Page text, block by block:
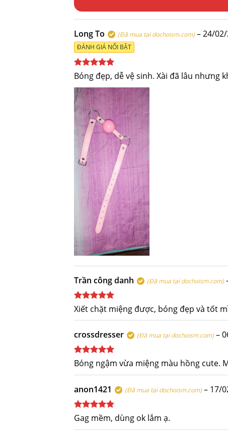
Long To (Đã mua tại dochoism.com) –24/
ĐÁNH GIÁ NỔI BẬT
Được xếp
hạng
5
sao
Bóng đẹp, dễ vệ sinh. Xài đã lâu nhưng
Trần công danh (Đã mua tại dochoism.com)
Được xếp
5
sao
Xiết chặt miệng được, bóng đẹp và tốt
crossdresser (Đã mua tại dochoism.com) –
Được xếp
hạng
5
sao
Bóng ngậm vừa miệng màu hồng cute.
anon1421 (Đã mua tại dochoism.com) – 17/
Được xếp
hạng
sao
Gag mềm, dùng ok lắm ạ.